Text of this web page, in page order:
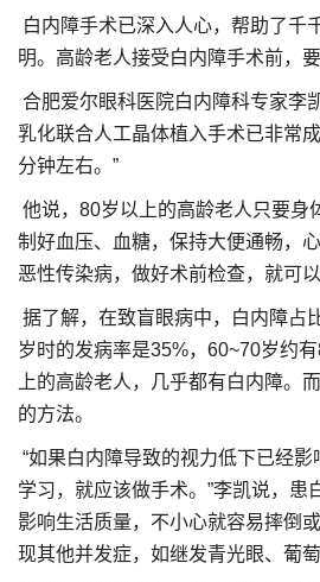
白内障手术已深入人心，帮助了千
明。高龄老人接受白内障手术前，
合肥爱尔眼科医院白内障科专家李
乳化联合人工晶体植入手术已非常
分钟左右。”
他说，80岁以上的高龄老人只要身
制好血压、血糖，保持大便通畅，
恶性传染病，做好术前检查，就可以
据了解，在致盲眼病中，白内障占
岁时的发病率是35%，60~70岁约
上的高龄老人，几乎都有白内障。
的方法。
“如果白内障导致的视力低下已经影
学习，就应该做手术。”李凯说，患
影响生活质量，不小心就容易摔倒
现其他并发症，如继发青光眼、葡萄